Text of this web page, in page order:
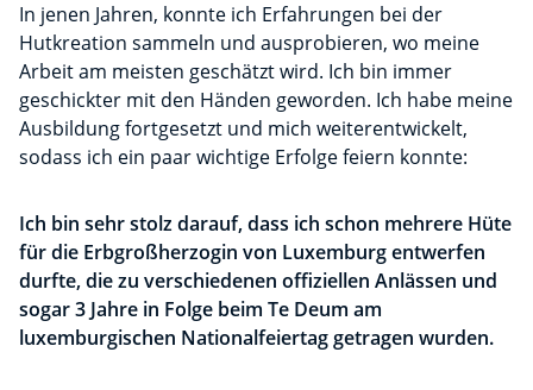
In jenen Jahren, konnte ich Erfahrungen bei der
Hutkreation sammeln und ausprobieren, wo meine
Arbeit am meisten geschätzt wird. Ich bin immer
geschickter mit den Händen geworden. Ich habe meine
Ausbildung fortgesetzt und mich weiterentwickelt,
sodass ich ein paar wichtige Erfolge feiern konnte:
Ich bin sehr stolz darauf, dass ich schon mehrere Hüte
für die Erbgroßherzogin von Luxemburg entwerfen
durfte, die zu verschiedenen offiziellen Anlässen und
sogar 3 Jahre in Folge beim Te Deum am
luxemburgischen Nationalfeiertag getragen wurden.